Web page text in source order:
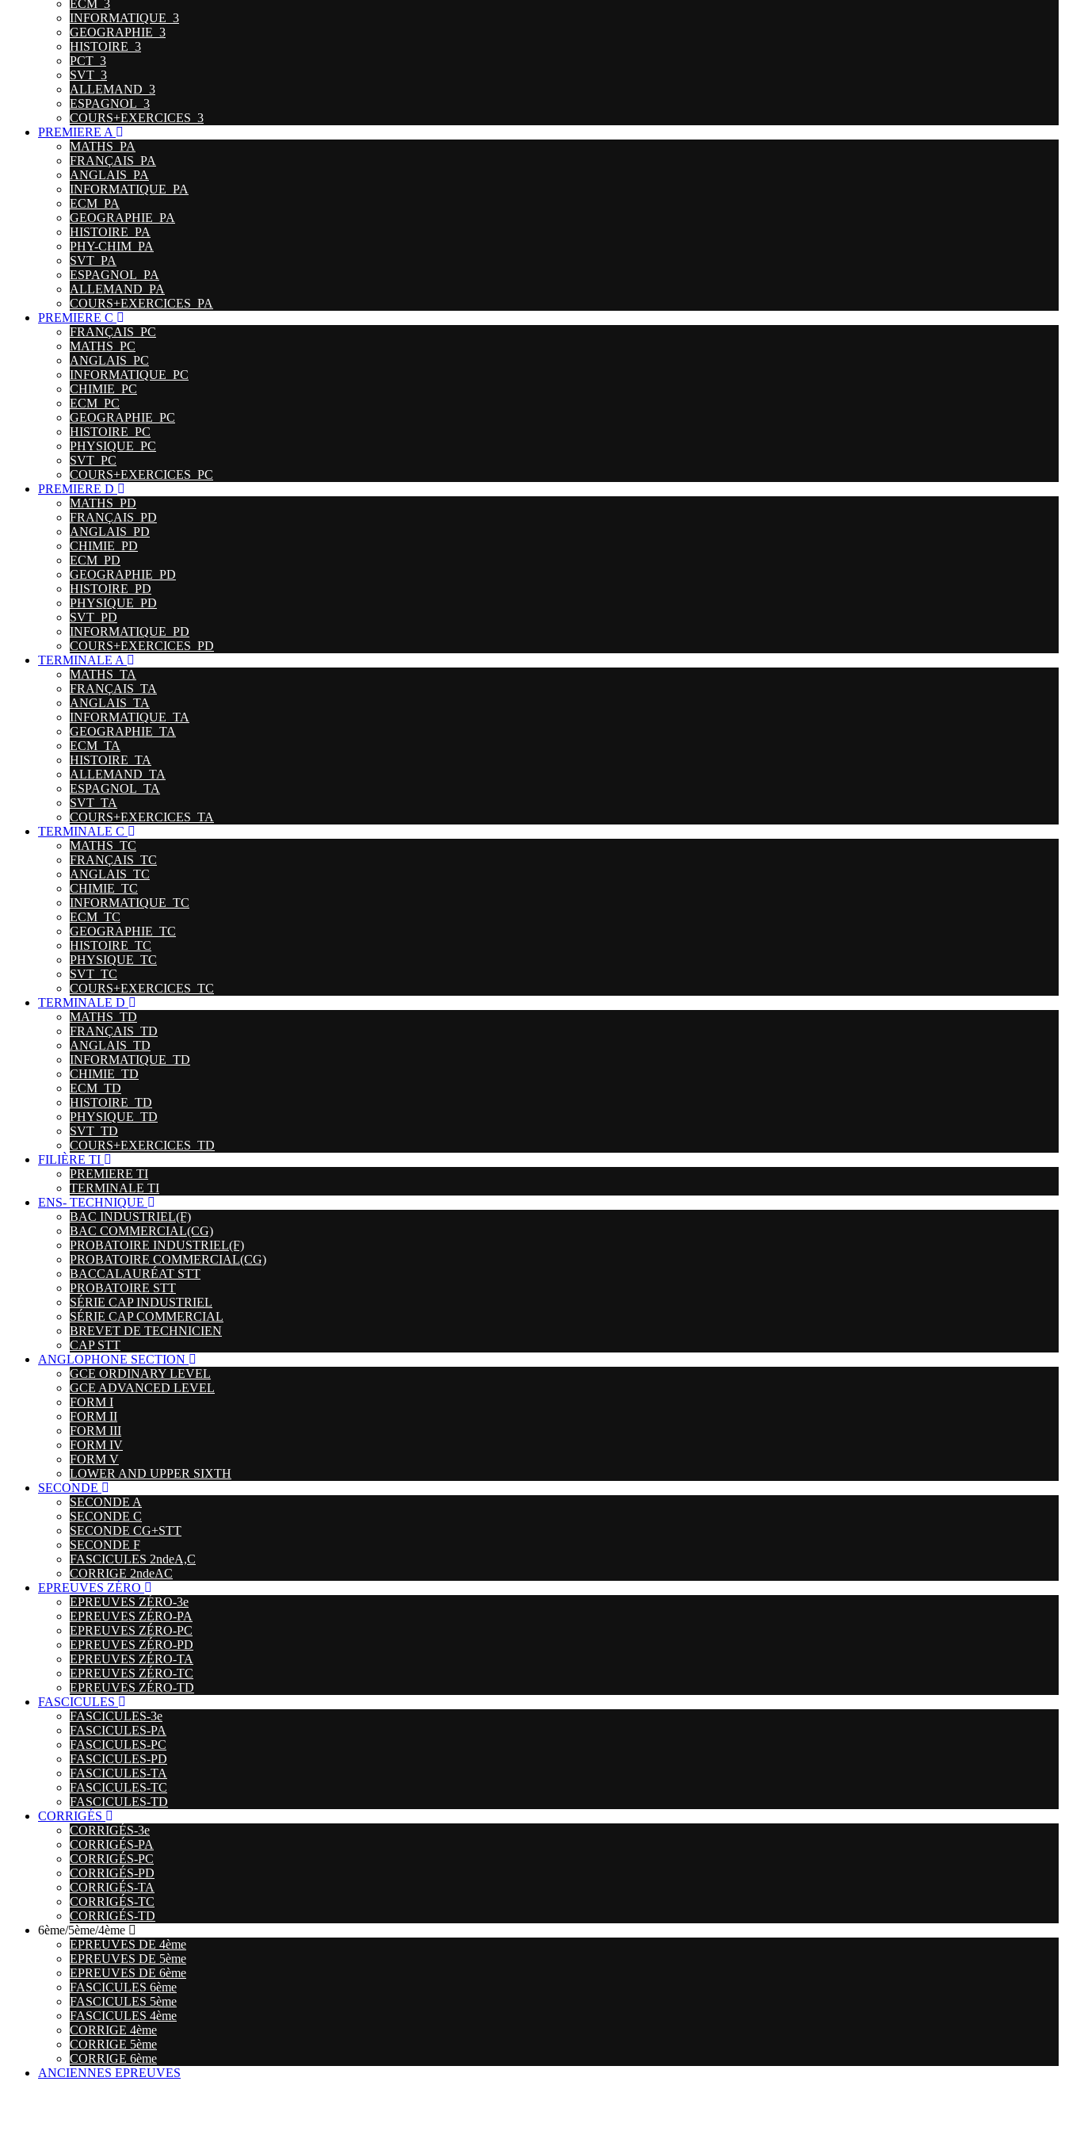
ECM_3
INFORMATIQUE_3
GEOGRAPHIE_3
HISTOIRE_3
PCT_3
SVT_3
ALLEMAND_3
ESPAGNOL_3
COURS+EXERCICES_3
PREMIERE A
MATHS_PA
FRANÇAIS_PA
ANGLAIS_PA
INFORMATIQUE_PA
ECM_PA
GEOGRAPHIE_PA
HISTOIRE_PA
PHY-CHIM_PA
SVT_PA
ESPAGNOL_PA
ALLEMAND_PA
COURS+EXERCICES_PA
PREMIERE C
FRANÇAIS_PC
MATHS_PC
ANGLAIS_PC
INFORMATIQUE_PC
CHIMIE_PC
ECM_PC
GEOGRAPHIE_PC
HISTOIRE_PC
PHYSIQUE_PC
SVT_PC
COURS+EXERCICES_PC
PREMIERE D
MATHS_PD
FRANÇAIS_PD
ANGLAIS_PD
CHIMIE_PD
ECM_PD
GEOGRAPHIE_PD
HISTOIRE_PD
PHYSIQUE_PD
SVT_PD
INFORMATIQUE_PD
COURS+EXERCICES_PD
TERMINALE A
MATHS_TA
FRANÇAIS_TA
ANGLAIS_TA
INFORMATIQUE_TA
GEOGRAPHIE_TA
ECM_TA
HISTOIRE_TA
ALLEMAND_TA
ESPAGNOL_TA
SVT_TA
COURS+EXERCICES_TA
TERMINALE C
MATHS_TC
FRANÇAIS_TC
ANGLAIS_TC
CHIMIE_TC
INFORMATIQUE_TC
ECM_TC
GEOGRAPHIE_TC
HISTOIRE_TC
PHYSIQUE_TC
SVT_TC
COURS+EXERCICES_TC
TERMINALE D
MATHS_TD
FRANÇAIS_TD
ANGLAIS_TD
INFORMATIQUE_TD
CHIMIE_TD
ECM_TD
HISTOIRE_TD
PHYSIQUE_TD
SVT_TD
COURS+EXERCICES_TD
FILIÈRE TI
PREMIERE TI
TERMINALE TI
ENS- TECHNIQUE
BAC INDUSTRIEL(F)
BAC COMMERCIAL(CG)
PROBATOIRE INDUSTRIEL(F)
PROBATOIRE COMMERCIAL(CG)
BACCALAURÉAT STT
PROBATOIRE STT
SÉRIE CAP INDUSTRIEL
SÉRIE CAP COMMERCIAL
BREVET DE TECHNICIEN
CAP STT
ANGLOPHONE SECTION
GCE ORDINARY LEVEL
GCE ADVANCED LEVEL
FORM I
FORM II
FORM III
FORM IV
FORM V
LOWER AND UPPER SIXTH
SECONDE
SECONDE A
SECONDE C
SECONDE CG+STT
SECONDE F
FASCICULES 2ndeA,C
CORRIGE 2ndeAC
EPREUVES ZÉRO
EPREUVES ZÉRO-3e
EPREUVES ZÉRO-PA
EPREUVES ZÉRO-PC
EPREUVES ZÉRO-PD
EPREUVES ZÉRO-TA
EPREUVES ZÉRO-TC
EPREUVES ZÉRO-TD
FASCICULES
FASCICULES-3e
FASCICULES-PA
FASCICULES-PC
FASCICULES-PD
FASCICULES-TA
FASCICULES-TC
FASCICULES-TD
CORRIGÉS
CORRIGÉS-3e
CORRIGÉS-PA
CORRIGÉS-PC
CORRIGÉS-PD
CORRIGÉS-TA
CORRIGÉS-TC
CORRIGÉS-TD
6ème/5ème/4ème
EPREUVES DE 4ème
EPREUVES DE 5ème
EPREUVES DE 6ème
FASCICULES 6ème
FASCICULES 5ème
FASCICULES 4ème
CORRIGE 4ème
CORRIGE 5ème
CORRIGE 6ème
ANCIENNES EPREUVES